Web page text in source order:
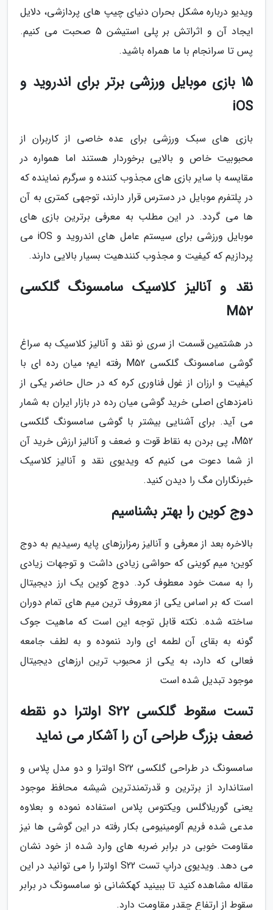
ویدیو درباره مشکل بحران دنیای چیپ های پردازشی، دلایل
ایجاد آن و اثراتش بر پلی استیشن 5 صحبت می کنیم.
پس تا سرانجام با ما همراه باشید.
15 بازی موبایل ورزشی برتر برای اندروید و
iOS
بازی های سبک ورزشی برای عده خاصی از کاربران از
محبوبیت خاص و بالایی برخوردار هستند اما همواره در
مقایسه با سایر بازی های مجذوب کننده و سرگرم نماینده که
در پلتفرم موبایل در دسترس قرار دارند، توجهی کمتری به آن
ها می گردد. در این مطلب به معرفی برترین بازی های
موبایل ورزشی برای سیستم عامل های اندروید و iOS می
پردازیم که کیفیت و مجذوب کنندهیت بسیار بالایی دارند.
نقد و آنالیز کلاسیک سامسونگ گلکسی
M52
در هشتمین قسمت از سری نو نقد و آنالیز کلاسیک به سراغ
گوشی سامسونگ گلکسی M52 رفته ایم؛ میان رده ای با
کیفیت و ارزان از غول فناوری کره که در حال حاضر یکی از
نامزدهای اصلی خرید گوشی میان رده در بازار ایران به شمار
می آید. برای آشنایی بیشتر با گوشی سامسونگ گلکسی
M52، پی بردن به نقاط قوت و ضعف و آنالیز ارزش خرید آن
از شما دعوت می کنیم که ویدیوی نقد و آنالیز کلاسیک
خبرنگاران مگ را دیدن کنید.
دوج کوین را بهتر بشناسیم
بالاخره بعد از معرفی و آنالیز رمزارزهای پایه رسیدیم به دوج
کوین؛ میم کوینی که حواشی زیادی داشت و توجهات زیادی
را به سمت خود معطوف کرد. دوج کوین یک ارز دیجیتال
است که بر اساس یکی از معروف ترین میم های تمام دوران
ساخته شده. نکته قابل توجه این است که ماهیت جوک
گونه به بقای آن لطمه ای وارد ننموده و به لطف جامعه
فعالی که دارد، به یکی از محبوب ترین ارزهای دیجیتال
موجود تبدیل شده است
تست سقوط گلکسی S22 اولترا دو نقطه
ضعف بزرگ طراحی آن را آشکار می نماید
سامسونگ در طراحی گلکسی S22 اولترا و دو مدل پلاس و
استاندارد از برترین و قدرتمندترین شیشه محافظ موجود
یعنی گوریلاگلس ویکتوس پلاس استفاده نموده و بعلاوه
مدعی شده فریم آلومینیومی بکار رفته در این گوشی ها نیز
مقاومت خوبی در برابر ضربه های وارد شده از خود نشان
می دهد. ویدیوی دراپ تست S22 اولترا را می توانید در این
مقاله مشاهده کنید تا ببینید کهکشانی نو سامسونگ در برابر
سقوط از ارتفاع چقدر مقاومت دارد.